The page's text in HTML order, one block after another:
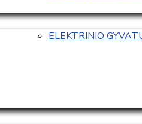
ELEKTRINIO